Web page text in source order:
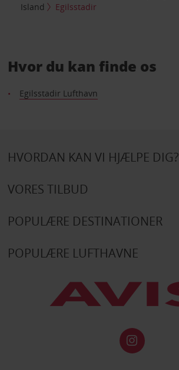
Island
Egilsstadir
Hvor du kan finde os
Egilsstadir Lufthavn
HVORDAN KAN VI HJÆLPE DIG?
VORES TILBUD
POPULÆRE DESTINATIONER
POPULÆRE LUFTHAVNE